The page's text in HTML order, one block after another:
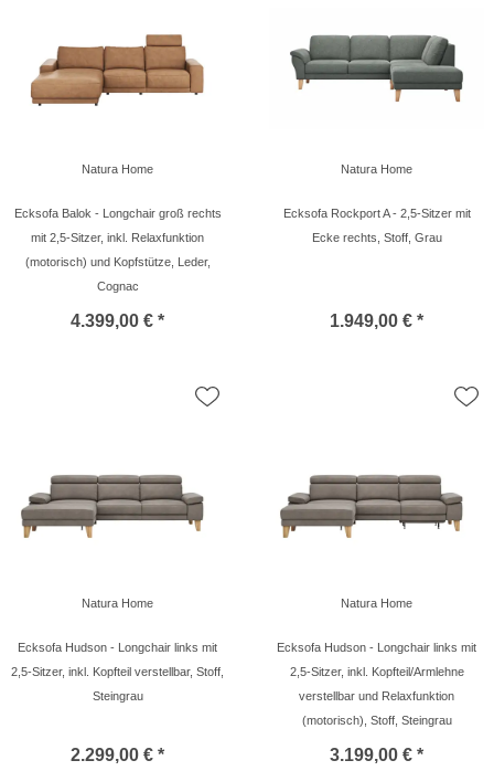
Natura Home
Ecksofa Balok - Longchair groß rechts
mit 2,5-Sitzer, inkl. Relaxfunktion
(motorisch) und Kopfstütze, Leder,
Cognac
4.399,00 € *
Natura Home
Ecksofa Rockport A - 2,5-Sitzer mit
Ecke rechts, Stoff, Grau
1.949,00 € *
Natura Home
Ecksofa Hudson - Longchair links mit
2,5-Sitzer, inkl. Kopfteil verstellbar, Stoff,
Steingrau
2.299,00 € *
Natura Home
Ecksofa Hudson - Longchair links mit
2,5-Sitzer, inkl. Kopfteil/Armlehne
verstellbar und Relaxfunktion
(motorisch), Stoff, Steingrau
3.199,00 € *